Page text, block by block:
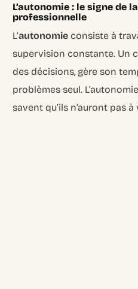
L’autonomie : le signe de
professionnelle
L’autonomie consiste à
supervision constante. Un
des décisions, gère son
problèmes seul.
savent qu’ils n’auront pas à